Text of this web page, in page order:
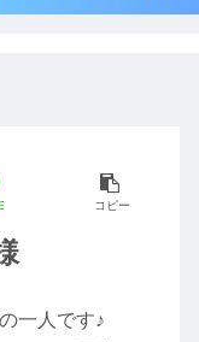
コピー
一人です♪